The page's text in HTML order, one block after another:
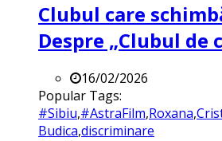
Clubul care
Despre „Clubul de
16/02/2026
Popular Tags:
#Sibiu,#AstraFilm,Roxana,
Budica,discriminare